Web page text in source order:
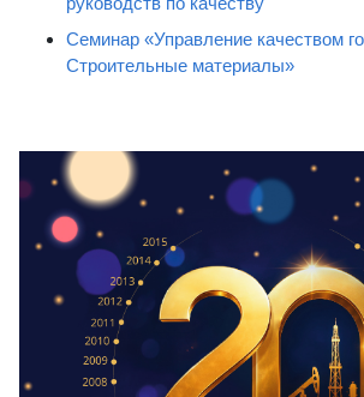
Семинар «Управление качеством
Строительные материалы»